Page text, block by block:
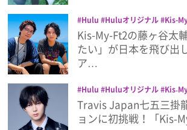
カフェ・グルメ
エンタメ
ライフスタイル
プレゼント
Hulu Huluオリジナル
Kis-
横尾渉 藤ヶ谷太輔
Kis-My-Ft2の藤ヶ谷太
たい」が日本を飛び出
ア…
Hulu Huluオリジナル
NAKED
Travis Japan 七五
日本テレビ 横尾渉 藤ヶ谷太輔
Travis Japan七五三掛
ョンに初挑戦！「